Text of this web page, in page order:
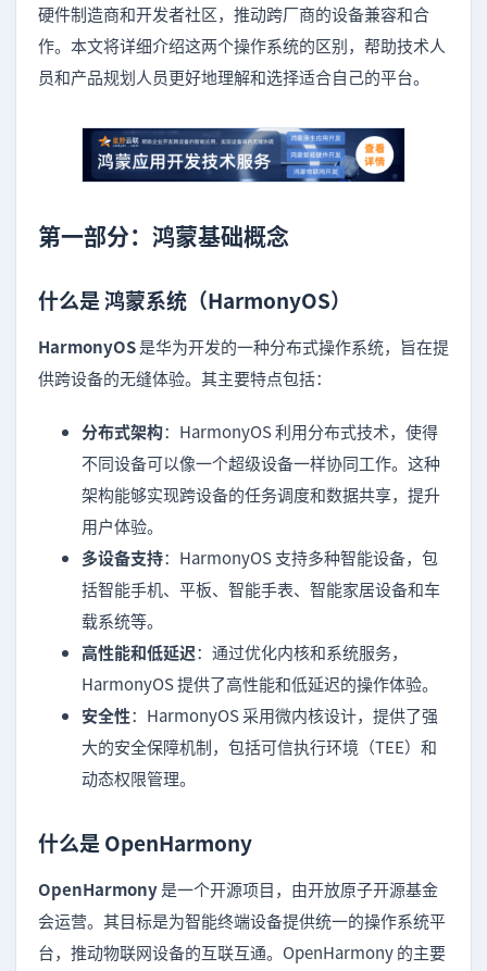
硬件制造商和开发者社区，推动跨厂商的设备兼容和合
作。本文将详细介绍这两个操作系统的区别，帮助技术人
员和产品规划人员更好地理解和选择适合自己的平台。
第一部分：鸿蒙基础概念
什么是 鸿蒙系统（HarmonyOS）
HarmonyOS是华为开发的一种分布式操作系统，旨在提
供跨设备的无缝体验。其主要特点包括：
分布式架构：HarmonyOS 利用分布式技术，使得
不同设备可以像一个超级设备一样协同工作。这种
架构能够实现跨设备的任务调度和数据共享，提升
用户体验。
多设备支持：HarmonyOS 支持多种智能设备，包
括智能手机、平板、智能手表、智能家居设备和车
载系统等。
高性能和低延迟：通过优化内核和系统服务，
HarmonyOS 提供了高性能和低延迟的操作体验。
安全性：HarmonyOS 采用微内核设计，提供了强
大的安全保障机制，包括可信执行环境（TEE）和
动态权限管理。
什么是 OpenHarmony
OpenHarmony是一个开源项目，由开放原子开源基金
会运营。其目标是为智能终端设备提供统一的操作系统平
台，推动物联网设备的互联互通。OpenHarmony 的主要